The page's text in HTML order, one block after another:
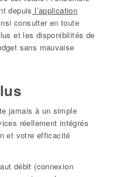
depuis l’application
consulter en toute
et les disponibilités de
sans mauvaise
jamais à un simple
réellement intégrés
et votre efficacité
débit (connexion